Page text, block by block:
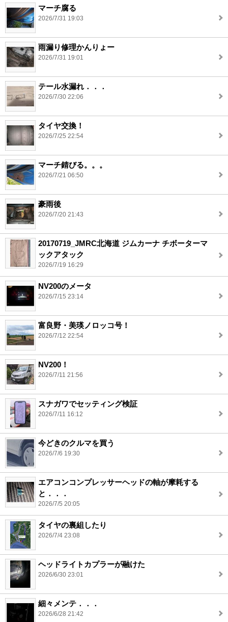
マーチ腐る
2026/7/31 19:03
雨漏り修理かんりょー
2026/7/31 19:01
テール水漏れ．．．
2026/7/30 22:06
タイヤ交換！
2026/7/25 22:54
マーチ錆びる。。。
2026/7/21 06:50
豪雨後
2026/7/20 21:43
20170719_JMRC北海道 ジムカーナ チボーターマ
ックアタック
2026/7/19 16:29
NV200のメータ
2026/7/15 23:14
富良野・美瑛ノロッコ号！
2026/7/12 22:54
NV200！
2026/7/11 21:56
スナガワでセッティング検証
2026/7/11 16:12
今どきのクルマを買う
2026/7/6 19:30
エアコンコンプレッサーヘッドの軸が摩耗する
と．．．
2026/7/5 20:05
タイヤの裏組したり
2026/7/4 23:08
ヘッドライトカプラーが融けた
2026/6/30 23:01
細々メンテ．．．
2026/6/28 21:42